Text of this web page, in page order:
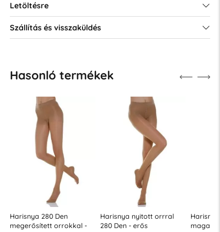
Letöltésre
Szállítás és visszaküldés
Hasonló termékek
Harisnya 280 Den
megerősített orrokkal -
Harisnya nyitott orrral
280 Den - erős
magas